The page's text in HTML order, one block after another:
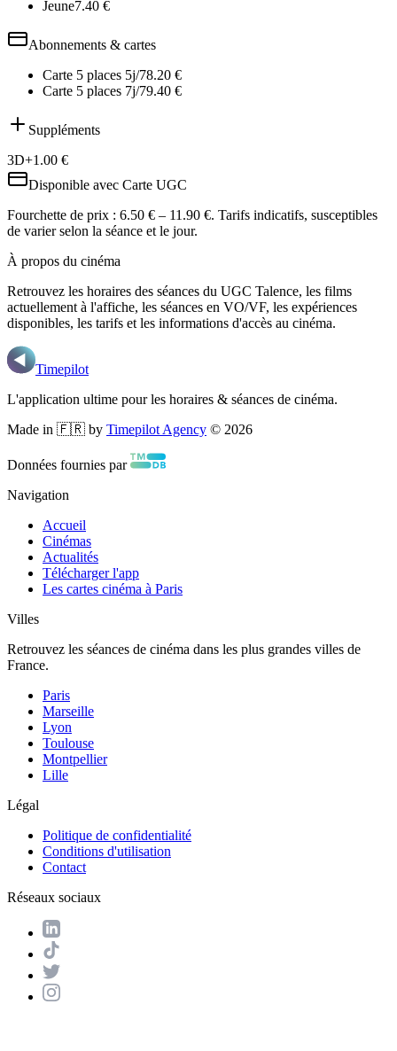
Jeune7.40 €
Abonnements & cartes
Carte 5 places 5j/78.20 €
Carte 5 places 7j/79.40 €
Suppléments
3D+1.00 €
Disponible avec Carte UGC
Fourchette de prix : 6.50 € – 11.90 €. Tarifs indicatifs, susceptibles
de varier selon la séance et le jour.
À propos du cinéma
Retrouvez les horaires des séances du UGC Talence, les films
actuellement à l'affiche, les séances en VO/VF, les expériences
disponibles, les tarifs et les informations d'accès au cinéma.
Timepilot
L'application ultime pour les horaires & séances de cinéma.
Made in 🇫🇷 by Timepilot Agency © 2026
Données fournies par
Navigation
Accueil
Cinémas
Actualités
Télécharger l'app
Les cartes cinéma à Paris
Villes
Retrouvez les séances de cinéma dans les plus grandes villes de
France.
Paris
Marseille
Lyon
Toulouse
Montpellier
Lille
Légal
Politique de confidentialité
Conditions d'utilisation
Contact
Réseaux sociaux